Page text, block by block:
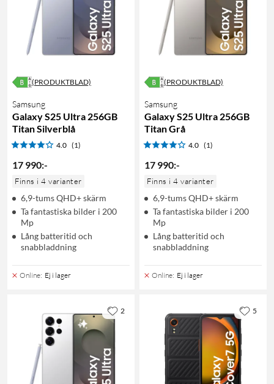
(PRODUKTBLAD)
Samsung
Galaxy S25 Ultra 256GB
Titan Silverblå
4.0 (1)
17 990:-
Finns i 4 varianter
6,9-tums QHD+ skärm
Ta fantastiska bilder i 200
Mp
Lång batteritid och
snabbladdning
Online: Ej i lager
(PRODUKTBLAD)
Samsung
Galaxy S25 Ultra 256GB
Titan Grå
4.0 (1)
17 990:-
Finns i 4 varianter
6,9-tums QHD+ skärm
Ta fantastiska bilder i 200
Mp
Lång batteritid och
snabbladdning
Online: Ej i lager
2 5